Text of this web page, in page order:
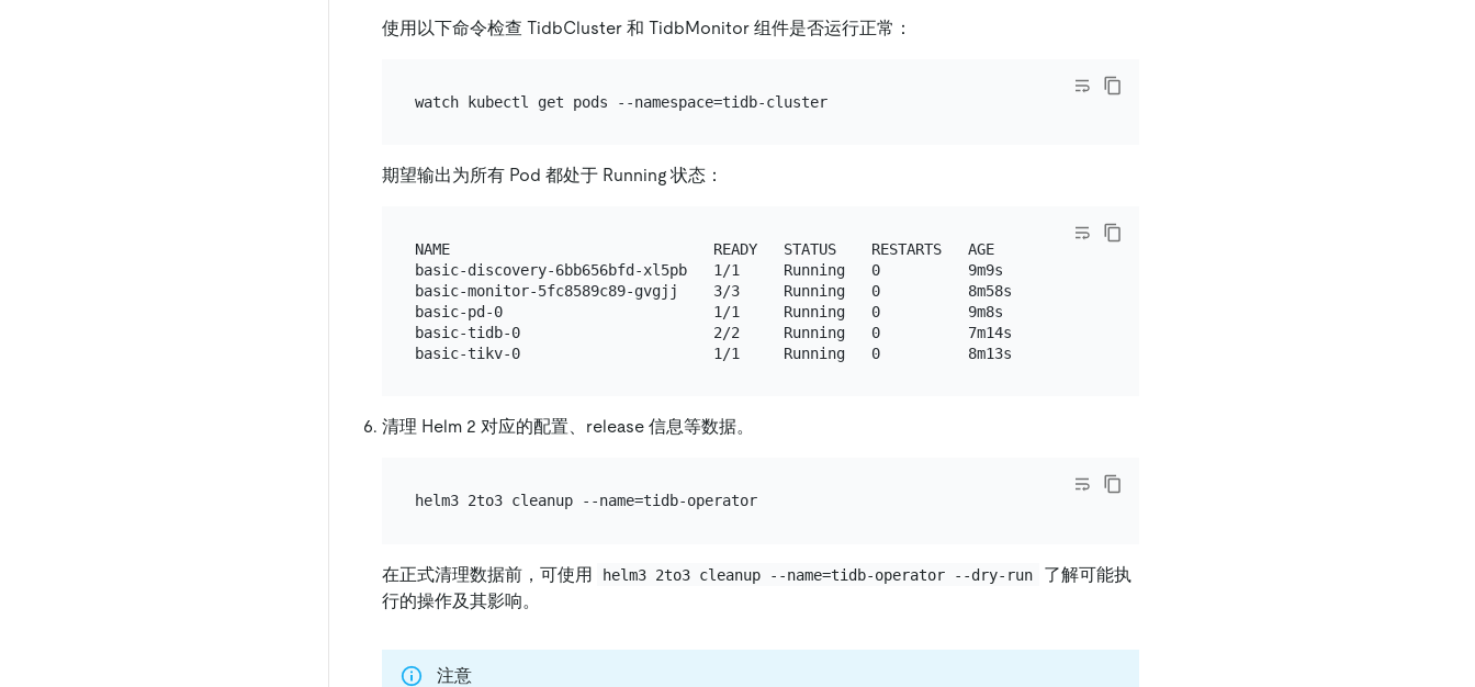
使用以下命令检查 TidbCluster 和 TidbMonitor 组件是否运行正常：
watch kubectl get pods --namespace=tidb-cluster
期望输出为所有 Pod 都处于 Running 状态：
NAME                              READY   STATUS    RESTARTS   AGE
basic-discovery-6bb656bfd-xl5pb   1/1     Running   0          9m9s
basic-monitor-5fc8589c89-gvgjj    3/3     Running   0          8m58s
basic-pd-0                        1/1     Running   0          9m8s
basic-tidb-0                      2/2     Running   0          7m14s
清理 Helm 2 对应的配置、release 信息等数据。
helm3 2to3 cleanup --name=tidb-operator
在正式清理数据前，可使用 helm3 2to3 cleanup --name=tidb-operator --dry-run
了解可能执
行的操作及其影响。
注意